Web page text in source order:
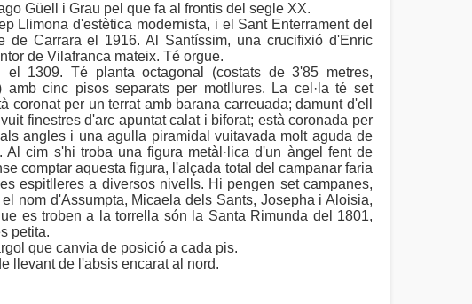
Güell i Grau pel que fa al frontis del segle XX.
Llimona d'estètica modernista, i el Sant Enterrament del
de Carrara el 1916. Al Santíssim, una crucifixió d'Enric
de Vilafranca mateix. Té orgue.
1309. Té planta octagonal (costats de 3'85 metres,
cinc pisos separats per motllures. La cel·la té set
coronat per un terrat amb barana carreuada; damunt d'ell
finestres d'arc apuntat calat i biforat; està coronada per
angles i una agulla piramidal vuitavada molt aguda de
cim s'hi troba una figura metàl·lica d'un àngel fent de
comptar aquesta figura, l'alçada total del campanar faria
espitlleres a diversos nivells. Hi pengen set campanes,
nom d'Assumpta, Micaela dels Sants, Josepha i Aloisia,
es troben a la torrella són la Santa Rimunda del 1801,
petita.
que canvia de posició a cada pis.
llevant de l'absis encarat al nord.